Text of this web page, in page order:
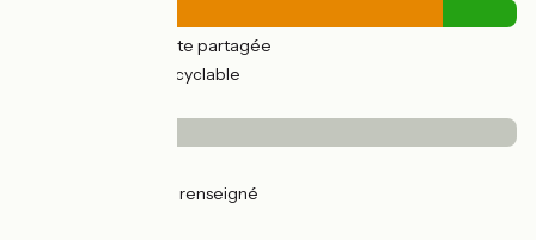
(85%) Route partagée
(15%) Voie cyclable
(78%) Non renseigné